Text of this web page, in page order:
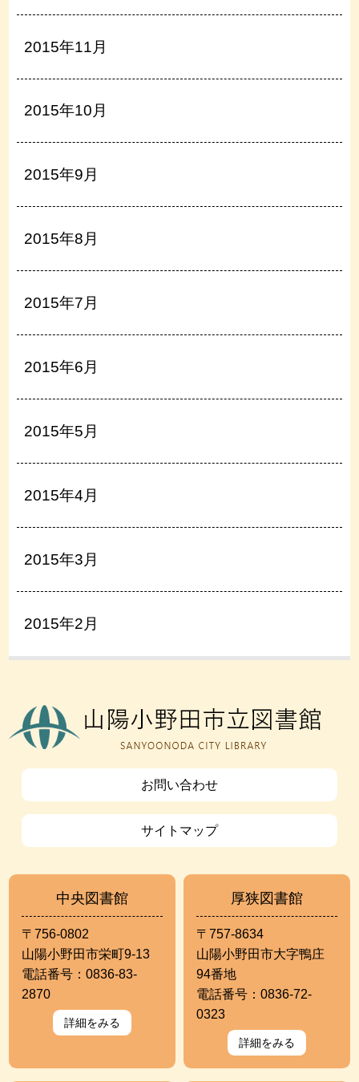
2015年11月
2015年10月
2015年9月
2015年8月
2015年7月
2015年6月
2015年5月
2015年4月
2015年3月
2015年2月
お問い合わせ
サイトマップ
中央図書館
〒756-0802
山陽小野田市栄町9-13
電話番号：0836-83-
2870
詳細をみる
厚狭図書館
〒757-8634
山陽小野田市大字鴨庄
94番地
電話番号：0836-72-
0323
詳細をみる